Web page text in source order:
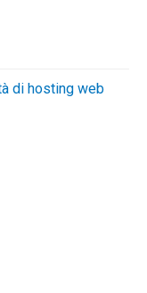
di hosting web